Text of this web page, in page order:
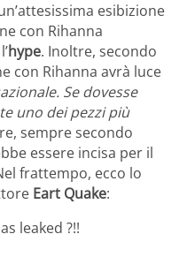
esibizione
con Rihanna
hype. Inoltre, secondo
con Rihanna avrà luce
Se dovesse
uno dei pezzi più
sempre secondo
essere incisa per il
frattempo, ecco lo
Eart Quake:
leaked ?!!